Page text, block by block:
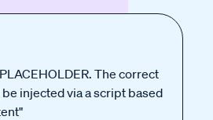
The correct
injected via a script based